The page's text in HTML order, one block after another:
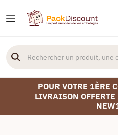
POUR VOTRE 1ÈRE
LIVRAISON